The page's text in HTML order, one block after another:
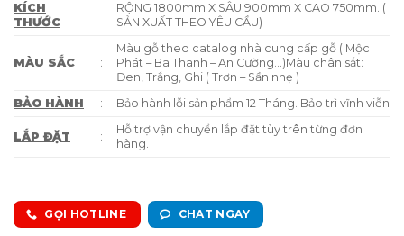
KÍCH
THƯỚC
RỘNG 1800mm X SÂU 900mm X CAO 750mm. (
SẢN XUẤT THEO YÊU CẦU)
MÀU SẮC :
Màu gỗ theo catalog nhà cung cấp gỗ ( Mộc
Phát – Ba Thanh – An Cường…)Màu chân sắt:
Đen, Trắng, Ghi ( Trơn – Sần nhẹ )
BẢO HÀNH
: Bảo hành lỗi sản phẩm 12 Tháng. Bảo trì vĩnh viễn
LẮP ĐẶT :
Hỗ trợ vận chuyển lắp đặt tùy trên từng đơn
hàng.
GỌI HOTLINE CHAT NGAY